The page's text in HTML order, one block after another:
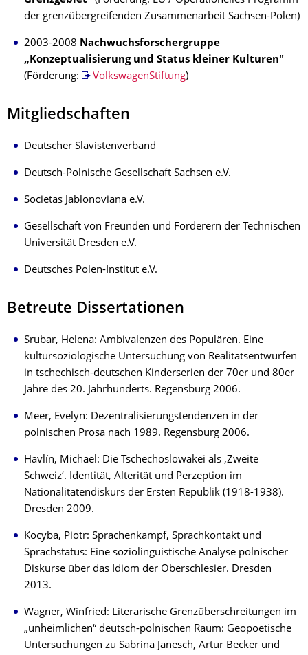
der grenzübergreifenden Zusammenarbeit Sachsen-Polen)
2003-2008 Nachwuchsforschergruppe
„Konzeptualisierung und Status kleiner Kulturen"
(Förderung:
VolkswagenStiftung)
Mitgliedschaften
Deutscher Slavistenverband
Deutsch-Polnische Gesellschaft Sachsen e.V.
Societas Jablonoviana e.V.
Gesellschaft von Freunden und Förderern der Technischen
Universität Dresden e.V.
Deutsches Polen-Institut e.V.
Betreute Dissertationen
Srubar, Helena: Ambivalenzen des Populären. Eine
kultursoziologische Untersuchung von Realitätsentwürfen
in tschechisch-deutschen Kinderserien der 70er und 80er
Jahre des 20. Jahrhunderts. Regensburg 2006.
Meer, Evelyn: Dezentralisierungstendenzen in der
polnischen Prosa nach 1989. Regensburg 2006.
Havlín, Michael: Die Tschechoslowakei als ‚Zweite
Schweiz‘. Identität, Alterität und Perzeption im
Nationalitätendiskurs der Ersten Republik (1918-1938).
Dresden 2009.
Kocyba, Piotr: Sprachenkampf, Sprachkontakt und
Sprachstatus: Eine soziolinguistische Analyse polnischer
Diskurse über das Idiom der Oberschlesier. Dresden
2013.
Wagner, Winfried: Literarische Grenzüberschreitungen im
„unheimlichen“ deutsch-polnischen Raum: Geopoetische
Untersuchungen zu Sabrina Janesch, Artur Becker und